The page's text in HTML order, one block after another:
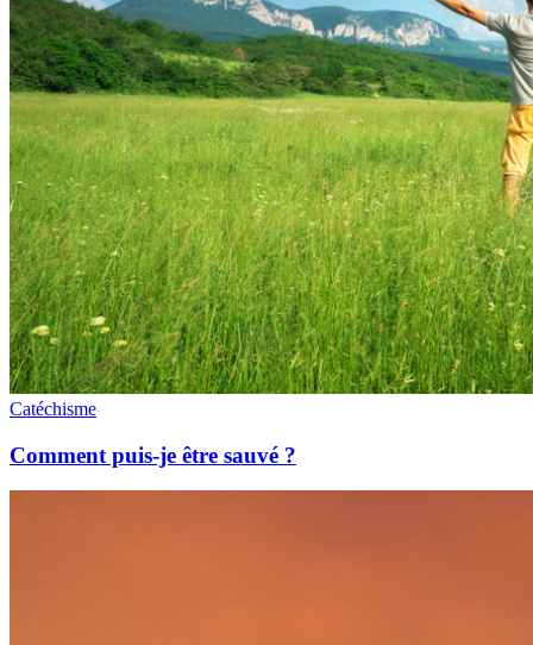
Catéchisme
Comment puis-je être sauvé ?